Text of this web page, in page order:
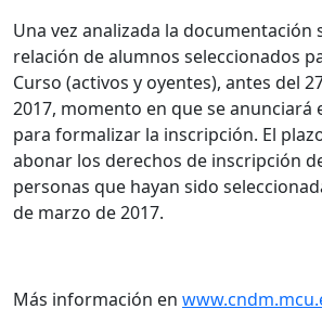
Una vez analizada la documentación
relación de alumnos seleccionados
Curso (activos y oyentes), antes del
2017, momento en que se anunciará
para formalizar la inscripción. El
abonar los derechos de inscripción
personas que hayan sido
de marzo de 2017.
Más información en